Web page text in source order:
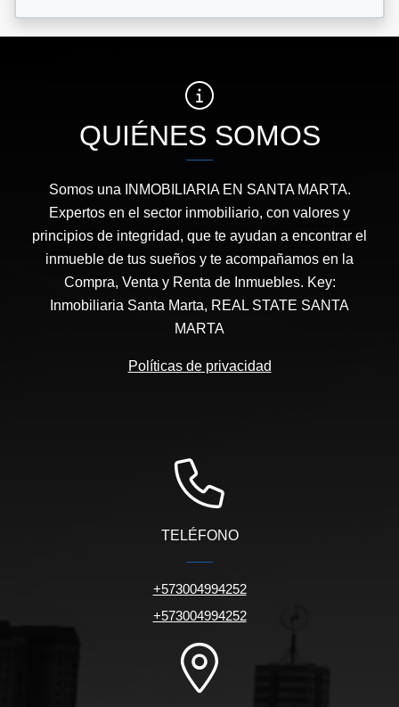
QUIÉNES SOMOS
Somos una INMOBILIARIA EN SANTA MARTA.
Expertos en el sector inmobiliario, con valores y
principios de integridad, que te ayudan a encontrar el
inmueble de tus sueños y te acompañamos en la
Compra, Venta y Renta de Inmuebles. Key:
Inmobiliaria Santa Marta, REAL STATE SANTA
MARTA
Políticas de privacidad
TELÉFONO
+573004994252
+573004994252